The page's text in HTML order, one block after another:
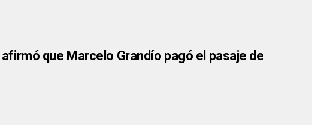
que Marcelo Grandío pagó el pasaje de